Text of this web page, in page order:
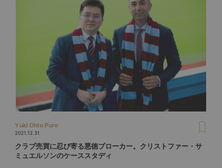
Yuki Ohto Puro
2021.12.31
クラブ売買に忍び寄る悪徳ブローカー。クリストファー・サ
ミュエルソンのケーススタディ